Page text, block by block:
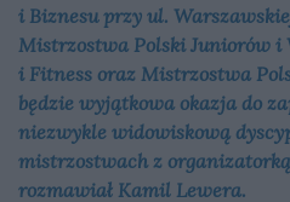
i Biznesu przy ul.
Mistrzostwa Polski Juniorów
i Fitness oraz Mistrzostwa
będzie wyjątkowa okazja do
niezwykle widowiskową
mistrzostwach z
rozmawiał Kamil Lewera.